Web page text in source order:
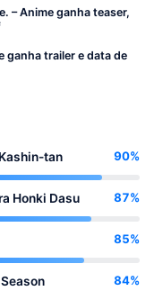
– Anime ganha teaser,
ganha trailer e data de
tan 90%
Honki Dasu 87%
85%
84%